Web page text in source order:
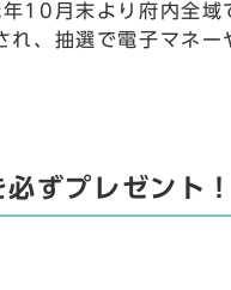
10月末より府内全域
、抽選で電子マネー
ずプレゼント！